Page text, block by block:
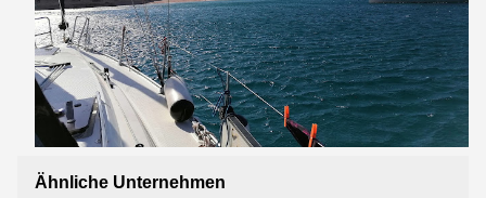
Ähnliche Unternehmen